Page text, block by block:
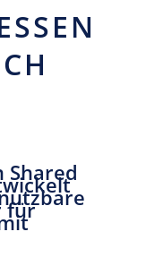
E
A
Shared
für